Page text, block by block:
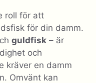
roll för att
för din damm.
guldfisk – är
och
kräver en damm
Omvänt kan